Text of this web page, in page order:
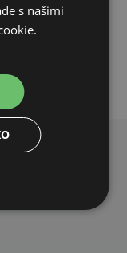
NÁS?
s našimi